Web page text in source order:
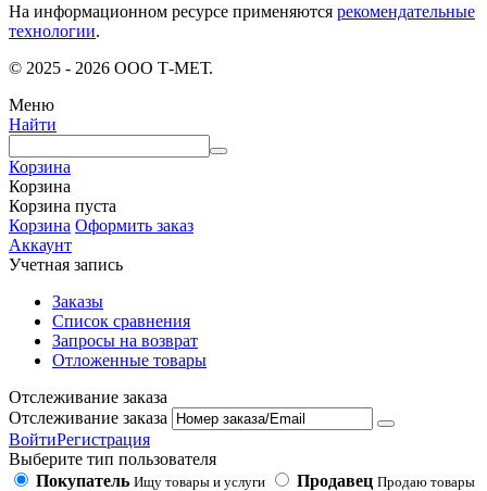
На информационном ресурсе применяются рекомендательные
технологии.
© 2025 - 2026 ООО Т-МЕТ.
Меню
Найти
Корзина
Корзина
Корзина пуста
Корзина Оформить заказ
Аккаунт
Учетная запись
Заказы
Список сравнения
Запросы на возврат
Отложенные товары
Отслеживание заказа
Отслеживание заказа
ВойтиРегистрация
Выберите тип пользователя
Покупатель Ищу товары и услуги Продавец Продаю товары